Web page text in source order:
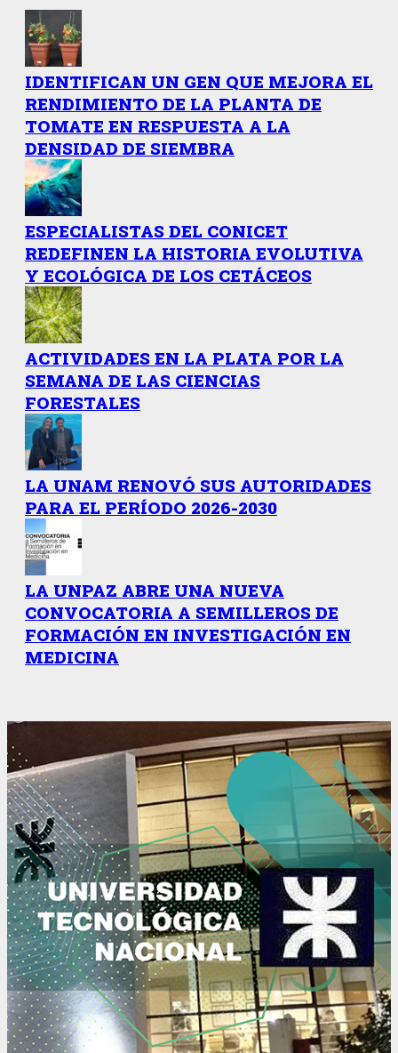
IDENTIFICAN UN GEN QUE MEJORA EL
RENDIMIENTO DE LA PLANTA DE
TOMATE EN RESPUESTA A LA
DENSIDAD DE SIEMBRA
ESPECIALISTAS DEL CONICET
REDEFINEN LA HISTORIA EVOLUTIVA
Y ECOLÓGICA DE LOS CETÁCEOS
ACTIVIDADES EN LA PLATA POR LA
SEMANA DE LAS CIENCIAS
FORESTALES
LA UNAM RENOVÓ SUS AUTORIDADES
PARA EL PERÍODO 2026-2030
LA UNPAZ ABRE UNA NUEVA
CONVOCATORIA A SEMILLEROS DE
FORMACIÓN EN INVESTIGACIÓN EN
MEDICINA